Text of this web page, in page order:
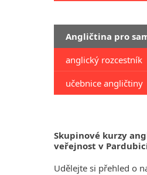
Angličtina pro
anglický rozcestník
učebnice angličtiny
Skupinové kurzy
veřejnost v
Udělejte si přehled o